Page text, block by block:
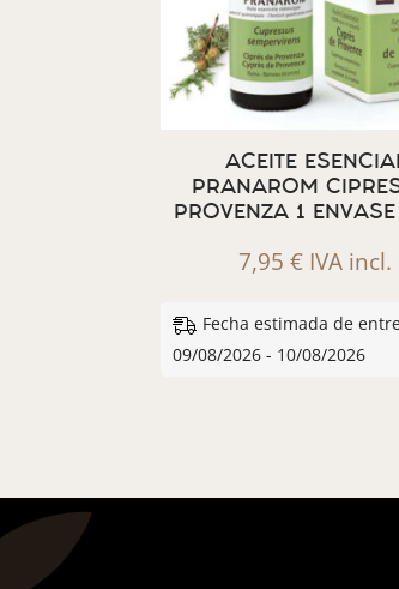
ACEITE
PRANAROM
PROVENZA 1
7,95€ IVA incl.
Fecha estimada de
09/08/2026 - 10/08/2026